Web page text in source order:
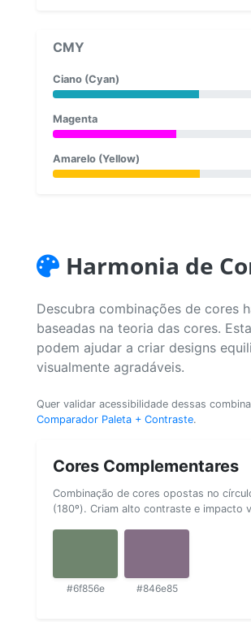
CMY
Ciano (Cyan)
Magenta
Amarelo (Yellow)
Harmonia de
Descubra combinações de cores
baseadas na teoria das cores.
podem ajudar a criar designs
visualmente agradáveis.
Quer validar acessibilidade dessas
Comparador Paleta + Contraste.
Cores Complementares
Combinação de cores opostas no
(180º). Criam alto contraste e impacto
#6f856e #846e85